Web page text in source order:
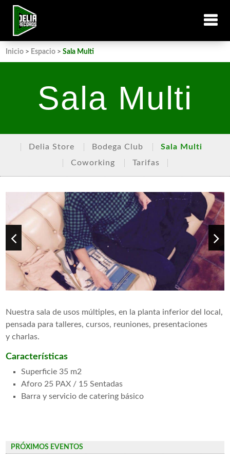
Inicio > Espacio >Sala Multi
Sala Multi
Delia Store Bodega Club
Sala Multi
Coworking
Tarifas
Nuestra sala de usos múltiples, en la planta inferior del local,
pensada para talleres, cursos, reuniones, presentaciones
y charlas.
Características
Superficie 35 m2
Aforo 25 PAX / 15 Sentadas
Barra y servicio de catering básico
PRÓXIMOS EVENTOS